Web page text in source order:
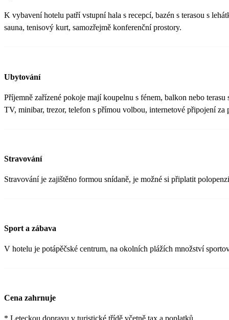
K vybavení hotelu patří vstupní hala s recepcí, bazén s terasou s
sauna, tenisový kurt, samozřejmě konferenční prostory.
Ubytování
Příjemně zařízené pokoje mají koupelnu s fénem, balkon nebo
TV, minibar, trezor, telefon s přímou volbou, internetové připojení za
Stravování
Stravování je zajištěno formou snídaně, je možné si připlatit
Sport a zábava
V hotelu je potápěčské centrum, na okolních plážích množství
Cena zahrnuje